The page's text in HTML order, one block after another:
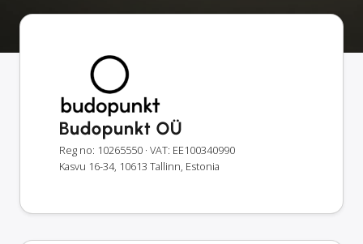
Budopunkt OÜ
Reg no: 10265550 · VAT: EE100340990
Kasvu 16-34, 10613 Tallinn, Estonia